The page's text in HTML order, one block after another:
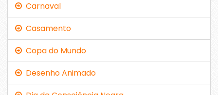
Carnaval
Casamento
Copa do Mundo
Desenho Animado